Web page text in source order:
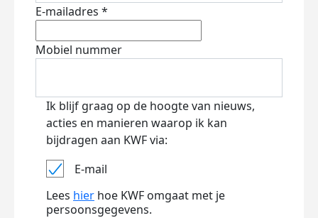
E-mailadres *
Mobiel nummer
Ik blijf graag op de hoogte van nieuws,
acties en manieren waarop ik kan
bijdragen aan KWF via:
E-mail
Lees hier hoe KWF omgaat met je
persoonsgegevens.